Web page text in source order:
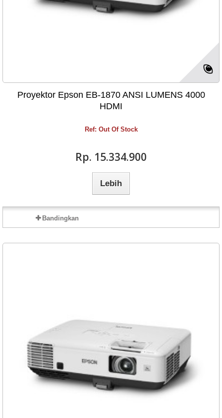
Proyektor Epson EB-1870 ANSI LUMENS 4000
HDMI
Ref: Out Of Stock
Rp‎. 15.334.900
Lebih
Bandingkan